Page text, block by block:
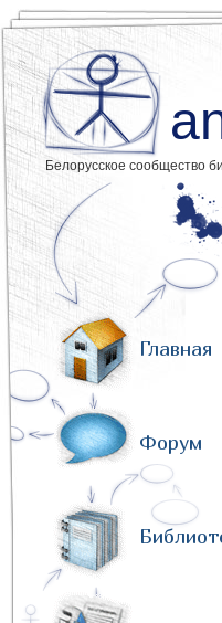
Белорусское сообщество
Главная
Форум